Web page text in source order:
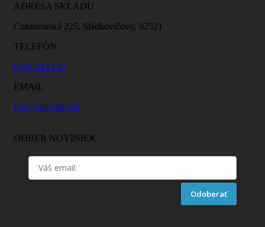
ADRESA SKLADU
Cukrovarská 225, Sládkovičovo, 92521
TELEFÓN
0918 744 145
EMAIL
info@mercator.sk
ODBER NOVINIEK
Odoberať